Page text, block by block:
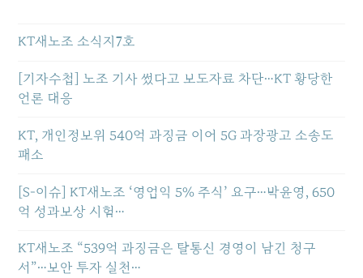
KT새노조 소식지7호
[기자수첩] 노조 기사 썼다고 보도자료 차단…KT 황당한
언론 대응
KT, 개인정보위 540억 과징금 이어 5G 과장광고 소송도
패소
[S-이슈] KT새노조 ‘영업익 5% 주식’ 요구…박윤영, 650
억 성과보상 시험…
KT새노조 “539억 과징금은 탈통신 경영이 남긴 청구
서”…보안 투자 실천…